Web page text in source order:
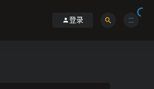
登录